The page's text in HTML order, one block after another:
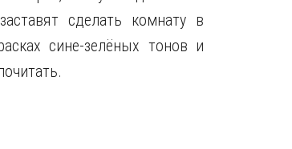
сделать комнату в
сине-зелёных тонов и